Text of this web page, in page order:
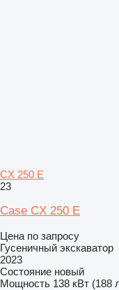
CX 250 E
23
Case CX 250 E
Цена по запросу
Гусеничный экскаватор
2023
Состояние новый
Мощность 138 кВт (188